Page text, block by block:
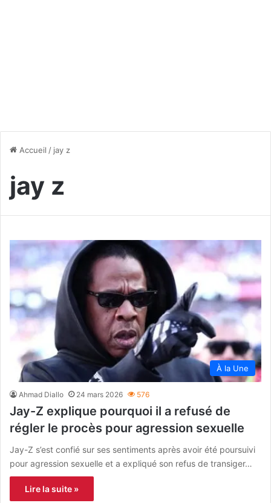
Accueil / jay z
jay z
À la Une
Ahmad Diallo 24 mars 2026 576
Jay-Z explique pourquoi il a refusé de
régler le procès pour agression sexuelle
Jay-Z s’est confié sur ses sentiments après avoir été poursuivi
pour agression sexuelle et a expliqué son refus de transiger…
Lire la suite »